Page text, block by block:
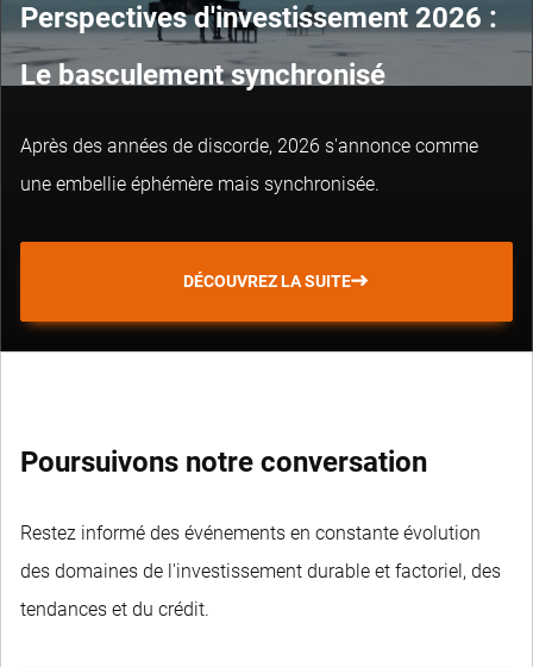
Perspectives d'investissement 2026 :
Le basculement synchronisé
Après des années de discorde, 2026 s'annonce comme
une embellie éphémère mais synchronisée.
DÉCOUVREZ LA SUITE
Poursuivons notre conversation
Restez informé des événements en constante évolution
des domaines de l'investissement durable et factoriel, des
tendances et du crédit.